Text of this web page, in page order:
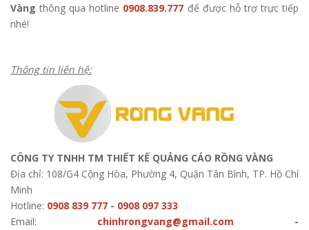
Vàngthông qua hotline 0908.839.777 để được hỗ trợ trực tiếp
nhé!
Thông tin liên hệ:
CÔNG TY TNHH TM THIẾT KẾ QUẢNG CÁO RỒNG VÀNG
Địa chỉ: 108/G4 Cộng Hòa, Phường 4, Quận Tân Bình, TP. Hồ Chí
Minh
Hotline: 0908 839 777 - 0908 097 333
Email:
chinhrongvang@gmail.com -